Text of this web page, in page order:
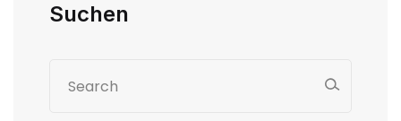
Suchen